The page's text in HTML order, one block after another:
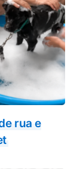
rua e